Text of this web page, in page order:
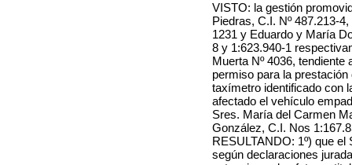
VISTO: la gestión
Piedras, C.I. Nº 487.213-4,
1231 y Eduardo y María
8 y 1:623.940-1
Muerta Nº 4036,
permiso para la
taxímetro identificado con
afectado el vehículo
Sres. María del Carmen
González, C.I. Nos
RESULTANDO: 1º) que
según declaraciones